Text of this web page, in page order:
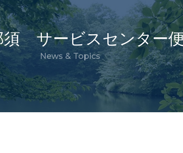
須 サービスセンター
News & Topics